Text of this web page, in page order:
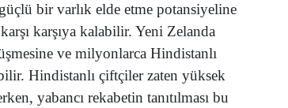
bir varlık elde etme potansiyeline
karşıya kalabilir. Yeni Zelanda
ve milyonlarca Hindistanlı
Hindistanlı çiftçiler zaten yüksek
yabancı rekabetin tanıtılması bu